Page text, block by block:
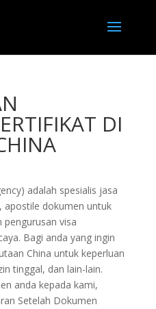
DI
adalah spesialis jasa
apostile dokumen untuk
pengurusan visa
Bagi anda yang ingin
China untuk keperluan
tinggal, dan lain-lain.
anda kepada kami,
Setelah Dokumen